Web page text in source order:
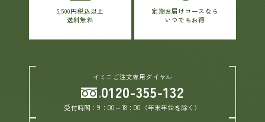
5,500円税込以上
送料無料
定期お届けコースなら
いつでもお得
イミニご注文専用ダイヤル
0120-355-132
受付時間：9：00～18：00（年末年始を除く）